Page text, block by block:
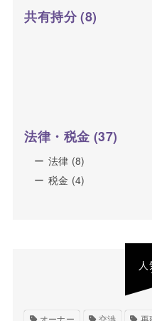
共有持分(8)
法律・税金 (37)
法律 (8)
税金 (4)
オーナー 交渉 再